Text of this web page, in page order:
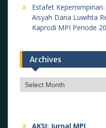
Estafet Kepemimpinan
Aisyah Dana Luwihta
Kaprodi MPI Periode
Archives
Archives
AKSI: Jurnal MPI